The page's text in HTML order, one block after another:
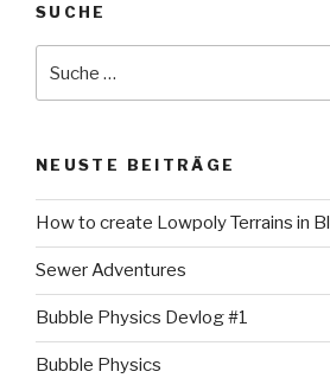
SUCHE
nach:
NEUSTE BEITRÄGE
How to create Lowpoly Terrains in
Sewer Adventures
Bubble Physics Devlog #1
Bubble Physics